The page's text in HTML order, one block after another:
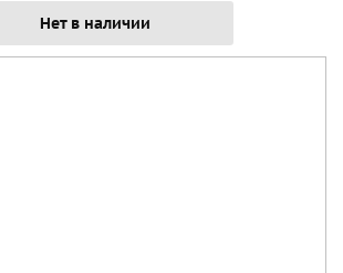
Нет в наличии